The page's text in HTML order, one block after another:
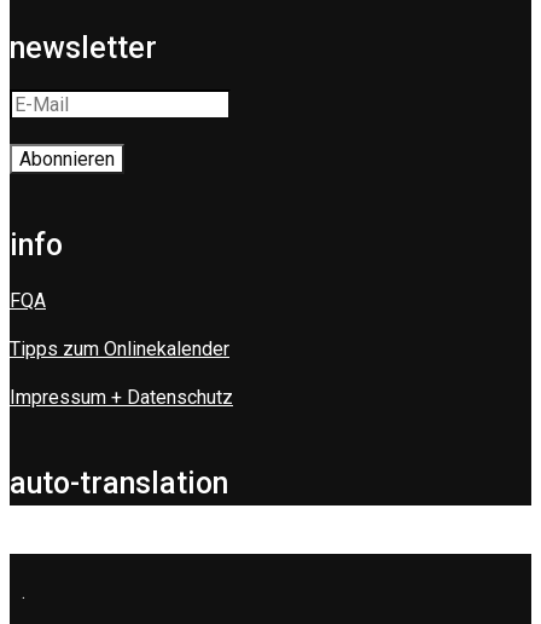
newsletter
info
FQA
Tipps zum Onlinekalender
Impressum + Datenschutz
auto-translation
.